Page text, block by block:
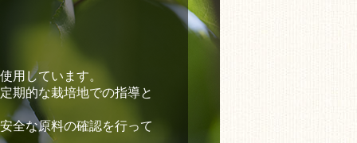
用しています。
期的な栽培地での指導と
全な原料の確認を行って